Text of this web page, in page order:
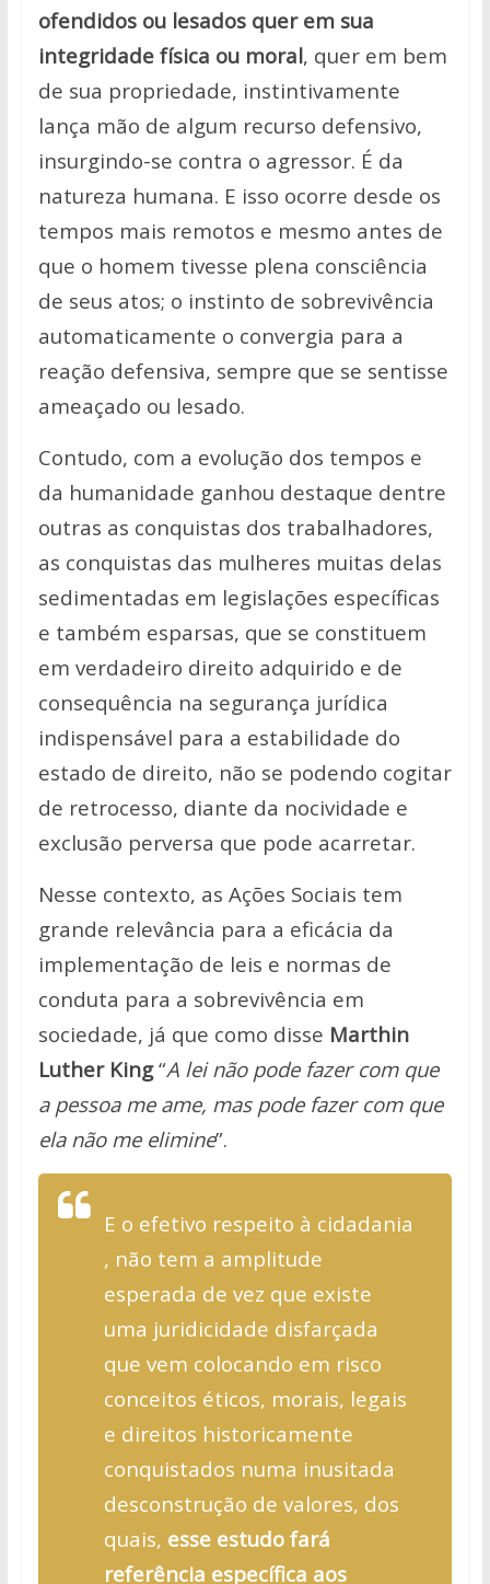
ofendidos ou lesados quer em sua
integridade física ou moral, quer em bem
de sua propriedade, instintivamente
lança mão de algum recurso defensivo,
insurgindo-se contra o agressor. É da
natureza humana. E isso ocorre desde os
tempos mais remotos e mesmo antes de
que o homem tivesse plena consciência
de seus atos; o instinto de sobrevivência
automaticamente o convergia para a
reação defensiva, sempre que se sentisse
ameaçado ou lesado.
Contudo, com a evolução dos tempos e
da humanidade ganhou destaque dentre
outras as conquistas dos trabalhadores,
as conquistas das mulheres muitas delas
sedimentadas em legislações específicas
e também esparsas, que se constituem
em verdadeiro direito adquirido e de
consequência na segurança jurídica
indispensável para a estabilidade do
estado de direito, não se podendo cogitar
de retrocesso, diante da nocividade e
exclusão perversa que pode acarretar.
Nesse contexto, as Ações Sociais tem
grande relevância para a eficácia da
implementação de leis e normas de
conduta para a sobrevivência em
sociedade, já que como disse Marthin
Luther King“A lei não pode fazer com que
a pessoa me ame, mas pode fazer com que
ela não me elimine”.
E o efetivo respeito à cidadania
, não tem a amplitude
esperada de vez que existe
uma juridicidade disfarçada
que vem colocando em risco
conceitos éticos, morais, legais
e direitos historicamente
conquistados numa inusitada
desconstrução de valores, dos
quais, esse estudo fará
referência específica aos